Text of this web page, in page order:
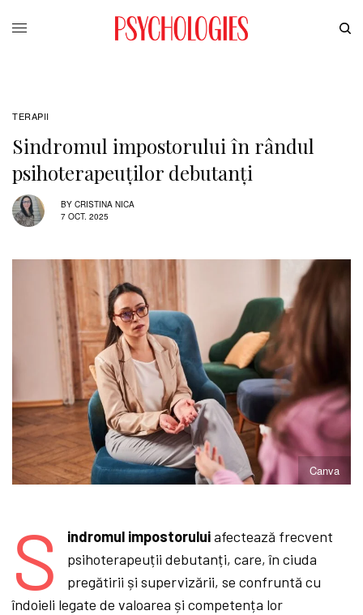
TERAPII
Sindromul impostorului în rândul
psihoterapeuților debutanți
BY CRISTINA NICA
7 OCT. 2025
Canva
S indromul impostoruluiafectează frecvent
psihoterapeuții debutanți, care, în ciuda
pregătirii și supervizării, se confruntă cu
îndoieli legate de valoarea și competența lor